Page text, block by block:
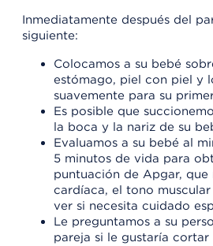
Inmediatamente después del
siguiente:
Colocamos a su bebé
estómago, piel con piel y
suavemente para su
Es posible que
la boca y la nariz de su
Evaluamos a su bebé al
5 minutos de vida para
puntuación de Apgar,
cardíaca, el tono
ver si necesita cuidado
Le preguntamos a su
pareja si le gustaría